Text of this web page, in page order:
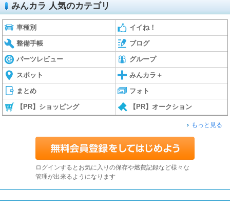
みんカラ 人気のカテゴリ
車種別 イイね！
整備手帳 ブログ
パーツレビュー グループ
スポット みんカラ＋
まとめ フォト
【PR】ショッピング 【PR】オークション
もっと見る
ログインするとお気に入りの保存や燃費記録など様々な
管理が出来るようになります